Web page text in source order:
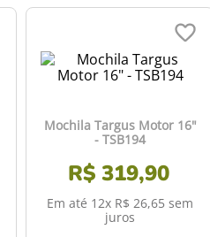
Mochila Targus Motor 16"
- TSB194
R$ 319,90
Em até 12x R$ 26,65 sem
juros